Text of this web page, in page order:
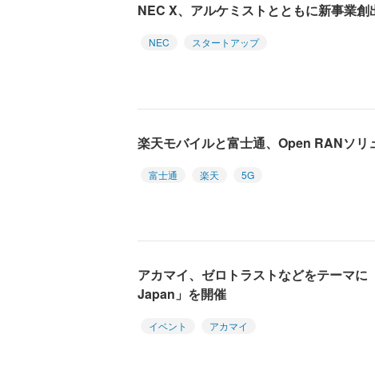
NEC X、アルケミストとともに新事業
NEC
スタートアップ
楽天モバイルと富士通、Open RANソリ
富士通 楽天
5G
アカマイ、ゼロトラストなどをテーマ
Japan」を開催
イベント
アカマイ